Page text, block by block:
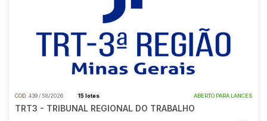
COD. 439 / 58/2026 15 lotes ABERTO PARA LANCES
TRT3 - TRIBUNAL REGIONAL DO TRABALHO